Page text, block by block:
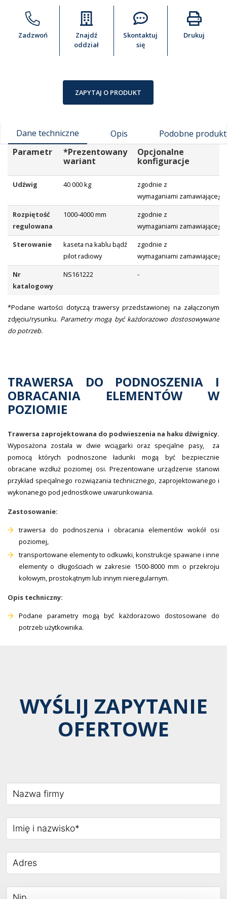
Zadzwoń
Znajdź
oddział
Skontaktuj
się
Drukuj
ZAPYTAJ O PRODUKT
Dane techniczne Opis
Podobne
Parametr
*Prezentowany
wariant
Opcjonalne
konfiguracje
Udźwig 40 000 kg
zgodnie z
wymaganiami zamawiającego
Rozpiętość
regulowana
1000-4000 mm
zgodnie z
wymaganiami zamawiającego
Sterowanie
kaseta na kablu bądź
pilot radiowy
zgodnie z
wymaganiami zamawiającego
Nr
katalogowy
NS161222 -
*Podane wartości dotyczą trawersy przedstawionej na załączonym
zdjęciu/rysunku. Parametry mogą być każdorazowo dostosowywane
do potrzeb.
TRAWERSA DO PODNOSZENIA I
OBRACANIA ELEMENTÓW W
POZIOMIE
Trawersa zaprojektowana do podwieszenia na haku dźwignicy.
Wyposażona została w dwie wciągarki oraz specjalne pasy, za
pomocą których podnoszone ładunki mogą być bezpiecznie
obracane wzdłuż poziomej osi. Prezentowane urządzenie stanowi
przykład specjalnego rozwiązania technicznego, zaprojektowanego i
wykonanego pod jednostkowe uwarunkowania.
Zastosowanie:
trawersa do podnoszenia i obracania elementów wokół osi
poziomej,
transportowane elementy to odkuwki, konstrukcje spawane i inne
elementy o długościach w zakresie 1500-8000 mm o przekroju
kołowym, prostokątnym lub innym nieregularnym.
Opis techniczny:
Podane parametry mogą być każdorazowo dostosowane do
potrzeb użytkownika.
WYŚLIJ ZAPYTANIE
OFERTOWE